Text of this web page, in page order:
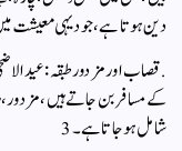
دین ہوتا ہے، جو دیہی معیشت
. قصاب اور مزدور طبقہ:عید
کے مسافر بن جاتے ہیں،
شامل ہو جاتا ہے۔3